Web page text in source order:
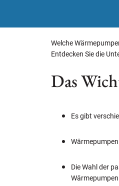
Welche
Entdecken Sie die
Das
Es gibt
Die Wahl der